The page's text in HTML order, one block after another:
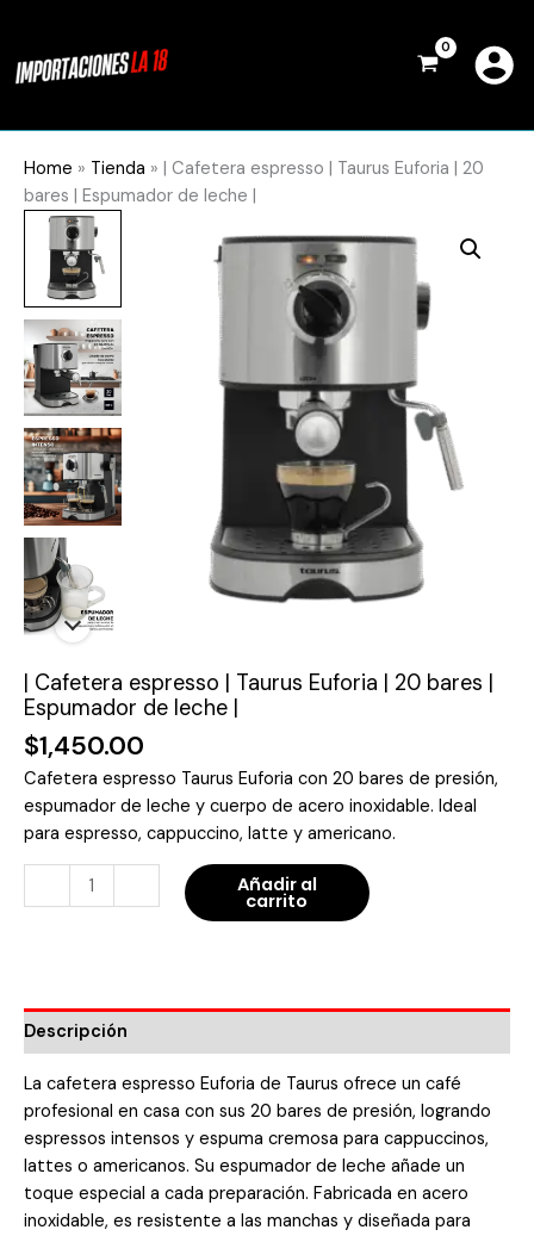
contenido
Home » Tienda »
| Cafetera espresso | Taurus Euforia | 20
bares | Espumador de leche |
| Cafetera espresso | Taurus Euforia | 20 bares |
Espumador de leche |
$1,450.00
Cafetera espresso Taurus Euforia con 20 bares de presión,
espumador de leche y cuerpo de acero inoxidable. Ideal
para espresso, cappuccino, latte y americano.
Cafetera
espresso
|
Taurus
Euforia
|
20
bares
|
Espumador
de
leche
|
cantidad
Añadir al
carrito
Descripción
La cafetera espresso Euforia de Taurus ofrece un café
profesional en casa con sus 20 bares de presión, logrando
espressos intensos y espuma cremosa para cappuccinos,
lattes o americanos. Su espumador de leche añade un
toque especial a cada preparación. Fabricada en acero
inoxidable, es resistente a las manchas y diseñada para